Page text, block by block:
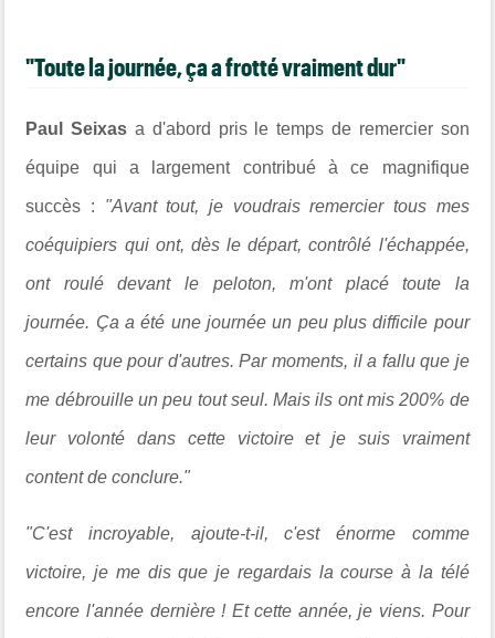
"Toute la journée, ça a frotté vraiment dur"
Paul Seixas a d'abord pris le temps de remercier son
équipe qui a largement contribué à ce magnifique
succès : "Avant tout, je voudrais remercier tous mes
coéquipiers qui ont, dès le départ, contrôlé l'échappée,
ont roulé devant le peloton, m'ont placé toute la
journée. Ça a été une journée un peu plus difficile pour
certains que pour d'autres. Par moments, il a fallu que je
me débrouille un peu tout seul. Mais ils ont mis 200% de
leur volonté dans cette victoire et je suis vraiment
content de conclure."
"C'est incroyable, ajoute-t-il, c'est énorme comme
victoire, je me dis que je regardais la course à la télé
encore l'année dernière ! Et cette année, je viens. Pour